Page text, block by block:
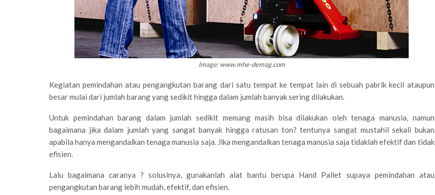
Image: www.mhe-demag.com
Kegiatan pemindahan atau pengangkutan barang dari satu tempat ke tempat lain di sebuah pabrik kecil ataupun
besar mulai dari jumlah barang yang sedikit hingga dalam jumlah banyak sering dilakukan.
Untuk pemindahan barang dalam jumlah sedikit memang masih bisa dilakukan oleh tenaga manusia, namun
bagaimana jika dalam jumlah yang sangat banyak hingga ratusan ton? tentunya sangat mustahil sekali bukan
apabila hanya mengandalkan tenaga manusia saja. Jika mengandalkan tenaga manusia saja tidaklah efektif dan tidak
efisien.
Lalu bagaimana caranya ? solusinya, gunakanlah alat bantu berupa Hand Pallet supaya pemindahan atau
pengangkutan barang lebih mudah, efektif, dan efisien.